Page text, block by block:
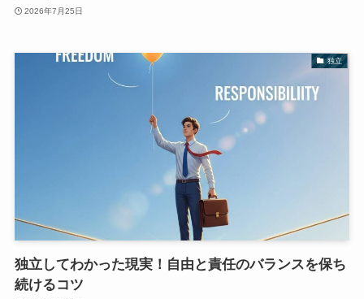
2026年7月25日
独立
独立してわかった現実！自由と責任のバランスを保ち
続けるコツ